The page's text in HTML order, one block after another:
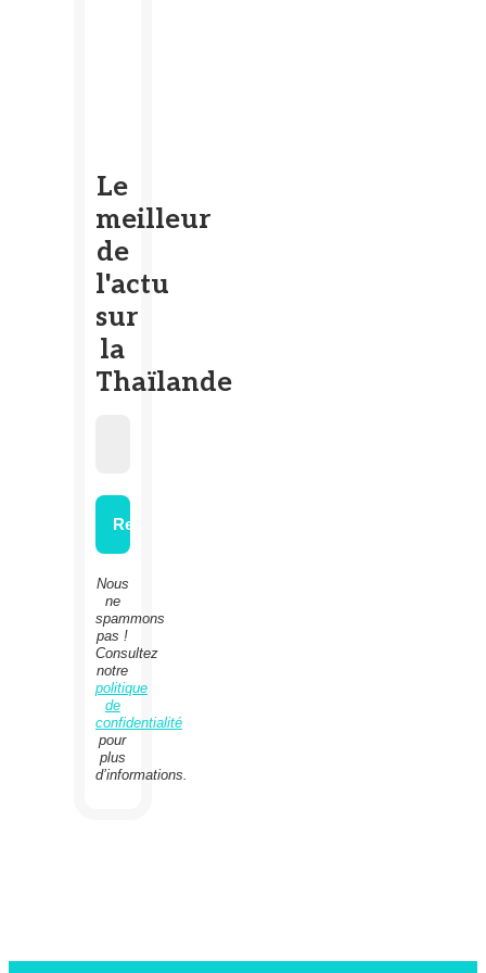
Le
meilleur
de
l'actu
sur
la
Thaïlande
Nous
ne
spammons
pas !
Consultez
notre
politique
de
confidentialité
pour
plus
d’informations.